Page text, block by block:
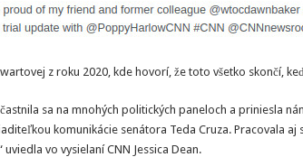
z roku 2020, kde hovorí, že toto všetko skončí,
sa na mnohých politických paneloch a priniesla
komunikácie senátora Teda Cruza. Pracovala aj
vo vysielaní CNN Jessica Dean.